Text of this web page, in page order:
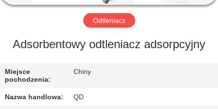
WYCIECZKA
FABRYCE
KONTROLA
JAKOŚCI
Odtleniacz
Adsorbentowy odtleniacz adsorpcyjny
Miejsce
pochodzenia:
Chiny
Nazwa handlowa: QD